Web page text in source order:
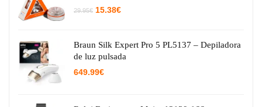
29.95€ El
29.95€.
15.38€El
15.38€.
Braun Silk Expert Pro 5 PL5137 – Depiladora
de luz pulsada
649.99€